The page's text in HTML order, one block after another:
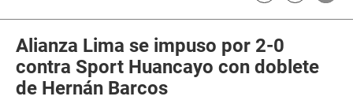
Alianza Lima se impuso por 2-0
contra Sport Huancayo con doblete
de Hernán Barcos